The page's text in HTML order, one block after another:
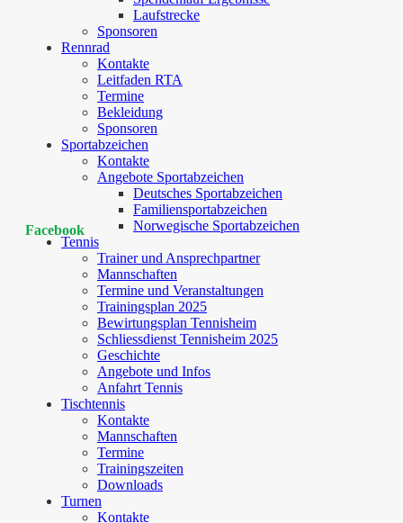
Laufstrecke
Sponsoren
Rennrad
Kontakte
Leitfaden RTA
Termine
Bekleidung
Sponsoren
Sportabzeichen
Kontakte
Angebote Sportabzeichen
Deutsches Sportabzeichen
Familiensportabzeichen
Norwegische Sportabzeichen
Tennis
Trainer und Ansprechpartner
Mannschaften
Termine und Veranstaltungen
Trainingsplan 2025
Bewirtungsplan Tennisheim
Schliessdienst Tennisheim 2025
Geschichte
Angebote und Infos
Anfahrt Tennis
Tischtennis
Kontakte
Mannschaften
Termine
Trainingszeiten
Downloads
Turnen
Kontakte
Facebook